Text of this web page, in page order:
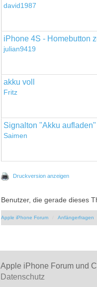
david1987
iPhone 4S - Homebutton
julian9419
akku voll
Fritz
Signalton "Akku
Saimen
Druckversion anzeigen
Benutzer, die gerade dieses
Apple iPhone Forum Anfängerfragen
Apple iPhone Forum und
Datenschutz